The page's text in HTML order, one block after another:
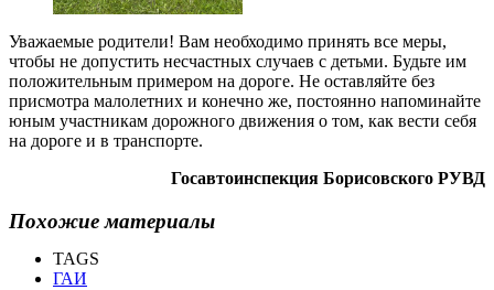
Уважаемые родители! Вам необходимо принять все меры,
чтобы не допустить несчастных случаев с детьми. Будьте им
положительным примером на дороге. Не оставляйте без
присмотра малолетних и конечно же, постоянно напоминайте
юным участникам дорожного движения о том, как вести себя
на дороге и в транспорте.
Госавтоинспекция Борисовского РУВД
Похожие материалы
TAGS
ГАИ